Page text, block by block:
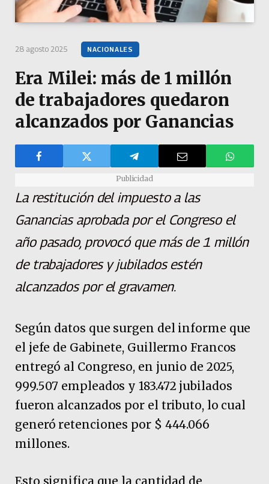
28 agosto 2025 NACIONALES
Era Milei: más de 1 millón
de trabajadores quedaron
alcanzados por Ganancias
Publicidad
La restitución del impuesto a las
Ganancias aprobada por el Congreso el
año pasado, provocó que más de 1 millón
de trabajadores y jubilados estén
alcanzados por el gravamen.
Según datos que surgen del informe que
el jefe de Gabinete, Guillermo Francos
entregó al Congreso, en junio de 2025,
999.507 empleados y 183.472 jubilados
fueron alcanzados por el tributo, lo cual
generó retenciones por $ 444.066
millones.
Esto significa que la cantidad de